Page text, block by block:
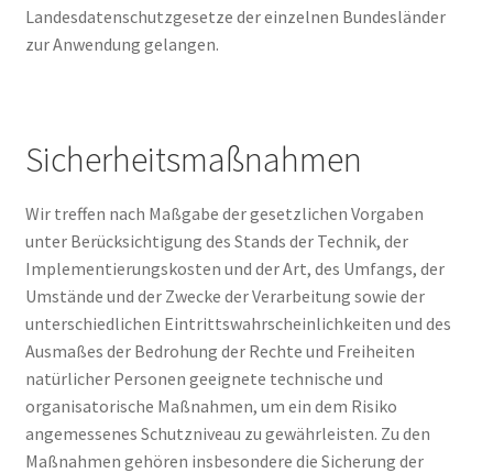
Landesdatenschutzgesetze der einzelnen Bundesländer
zur Anwendung gelangen.
Sicherheitsmaßnahmen
Wir treffen nach Maßgabe der gesetzlichen Vorgaben
unter Berücksichtigung des Stands der Technik, der
Implementierungskosten und der Art, des Umfangs, der
Umstände und der Zwecke der Verarbeitung sowie der
unterschiedlichen Eintrittswahrscheinlichkeiten und des
Ausmaßes der Bedrohung der Rechte und Freiheiten
natürlicher Personen geeignete technische und
organisatorische Maßnahmen, um ein dem Risiko
angemessenes Schutzniveau zu gewährleisten. Zu den
Maßnahmen gehören insbesondere die Sicherung der